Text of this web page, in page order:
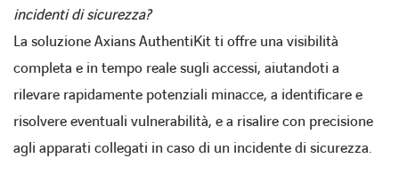
incidenti di sicurezza?
La soluzione Axians AuthentiKit ti offre una visibilità
completa e in tempo reale sugli accessi, aiutandoti a
rilevare rapidamente potenziali minacce, a identificare e
risolvere eventuali vulnerabilità, e a risalire con precisione
agli apparati collegati in caso di un incidente di sicurezza.